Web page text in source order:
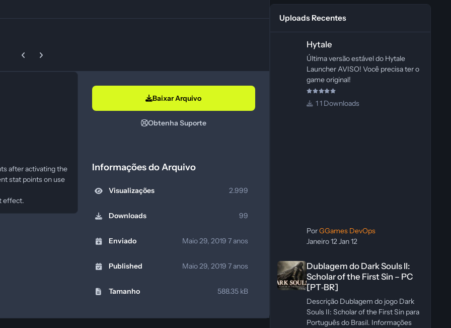
Previous carousel slide
Next carousel slide
after activating the
stat points on use
effect.
Baixar Arquivo
Obtenha Suporte
Informações do Arquivo
Visualizações 2.999
Downloads 99
Enviado Maio 29, 2019 7 anos
Published Maio 29, 2019 7 anos
Tamanho 588.35 kB
Uploads Recentes
Hytale
Última versão estável do Hytale
Launcher AVISO! Você precisa ter o
game original!
1 Downloads
PorGGames DevOps
Janeiro 12Jan 12
Dublagem do Dark Souls II:
Scholar of the First Sin – PC
[PT‑BR]
Descrição Dublagem do jogo Dark
Souls II: Scholar of the First Sin para
Português do Brasil. Informações